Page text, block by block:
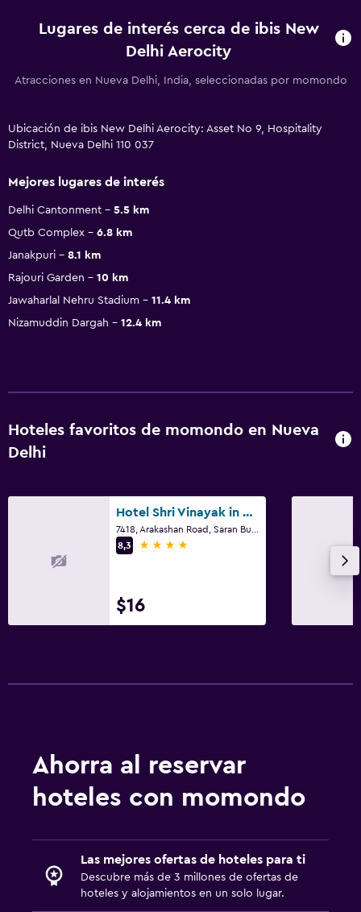
Lugares de interés cerca de ibis New
Delhi Aerocity
Atracciones en Nueva Delhi, India, seleccionadas por momondo
Ubicación de ibis New Delhi Aerocity: Asset No 9, Hospitality
District, Nueva Delhi 110 037
Mejores lugares de interés
Delhi Cantonment
5.5 km
Qutb Complex
6.8 km
Janakpuri
8.1 km
Rajouri Garden
10 km
Jawaharlal Nehru Stadium
11.4 km
Nizamuddin Dargah
12.4 km
Hoteles favoritos de momondo en Nueva
Delhi
Hotel Shri Vinayak in City Centre at New Delhi Railway Station-By RCG Hotels
8,3
4 estrellas
$16
Ahorra al reservar
hoteles con momondo
Las mejores ofertas de hoteles para ti
Descubre más de 3 millones de ofertas de
hoteles y alojamientos en un solo lugar.